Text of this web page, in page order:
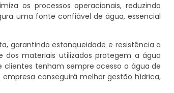
os processos operacionais, reduzindo
uma fonte confiável de água, essencial
garantindo estanqueidade e resistência a
materiais utilizados protegem a água
clientes tenham sempre acesso a água de
conseguirá melhor gestão hídrica,